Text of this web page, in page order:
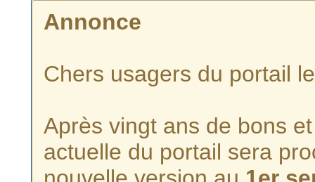
Annonce
Chers usagers du portail
Après vingt ans de bons
actuelle du portail sera